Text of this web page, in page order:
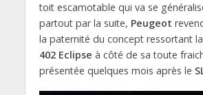
toit escamotable qui va se
partout par la suite, Peugeot
la paternité du concept ressortant
402 Eclipse à côté de sa toute
présentée quelques mois après le